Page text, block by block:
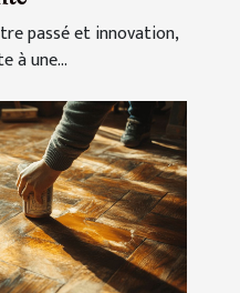
passé et innovation,
à une...